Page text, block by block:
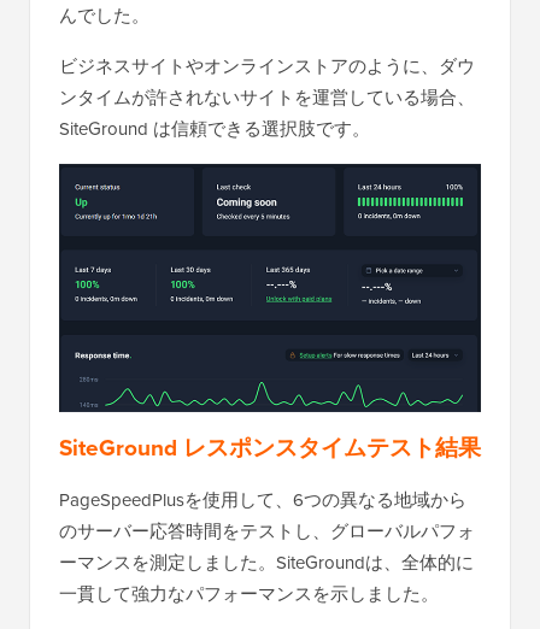
んでした。
ビジネスサイトやオンラインストアのように、ダウ
ンタイムが許されないサイトを運営している場合、
SiteGround は信頼できる選択肢です。
SiteGround レスポンスタイムテスト結果
PageSpeedPlusを使用して、6つの異なる地域から
のサーバー応答時間をテストし、グローバルパフォ
ーマンスを測定しました。SiteGroundは、全体的に
一貫して強力なパフォーマンスを示しました。